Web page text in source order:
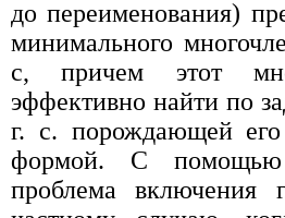
до переименования)
минимального
с, причем этот
эффективно найти по
г. с. порождающей его
формой. С помощью
проблема включения